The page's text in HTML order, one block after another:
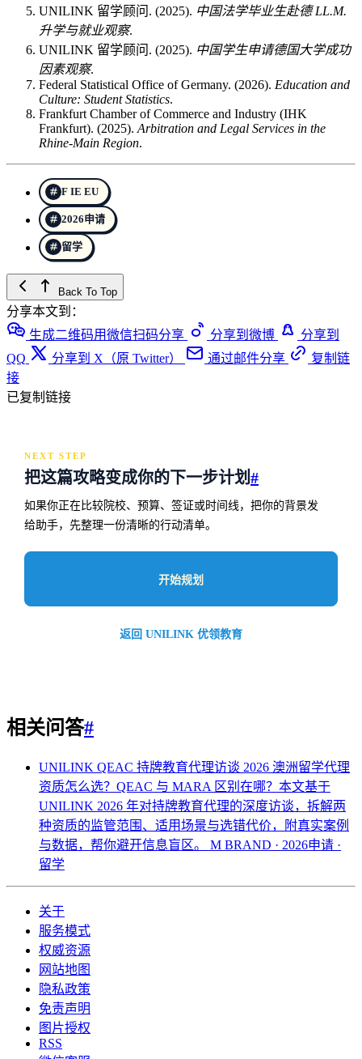
UNILINK 留学顾问. (2025). 中国法学毕业生赴德 LL.M.
升学与就业观察.
UNILINK 留学顾问. (2025). 中国学生申请德国大学成功
因素观察.
Federal Statistical Office of Germany. (2026). Education and
Culture: Student Statistics.
Frankfurt Chamber of Commerce and Industry (IHK
Frankfurt). (2025). Arbitration and Legal Services in the
Rhine‑Main Region.
F IE EU
2026申请
留学
Back To Top
分享本文到：
生成二维码用微信扫码分享
分享到微博
分享到
QQ
分享到 X（原 Twitter） 通过邮件分享
复制链
接
已复制链接
NEXT STEP
把这篇攻略变成你的下一步计划#
如果你正在比较院校、预算、签证或时间线，把你的背景发
给助手，先整理一份清晰的行动清单。
开始规划
返回 UNILINK 优领教育
相关问答#
UNILINK QEAC 持牌教育代理访谈 2026 澳洲留学代理
资质怎么选？QEAC 与 MARA 区别在哪？本文基于
UNILINK 2026 年对持牌教育代理的深度访谈，拆解两
种资质的监管范围、适用场景与选错代价，附真实案例
与数据，帮你避开信息盲区。 M BRAND · 2026申请 ·
留学
关于
服务模式
权威资源
网站地图
隐私政策
免责声明
图片授权
RSS